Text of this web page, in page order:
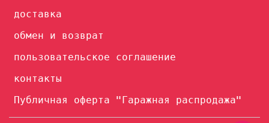
доставка
обмен и возврат
пользовательское соглашение
контакты
Публичная оферта "Гаражная распродажа"